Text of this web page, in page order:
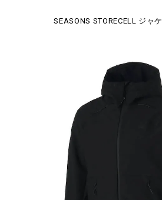
SEASONS STORECELL ジャ